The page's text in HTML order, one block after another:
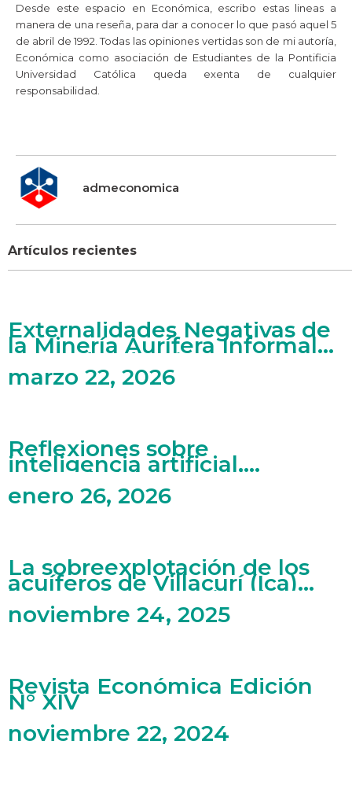
Desde este espacio en Económica, escribo estas lineas a
manera de una reseña, para dar a conocer lo que pasó aquel 5
de abril de 1992. Todas las opiniones vertidas son de mi autoría,
Económica como asociación de Estudiantes de la Pontificia
Universidad Católica queda exenta de cualquier
responsabilidad.
admeconomica
Artículos recientes
Externalidades Negativas de
la Minería Aurífera Informal
en Madre de Dios
marzo 22, 2026
Reflexiones sobre
inteligencia artificial,
mercado laboral y artes
enero 26, 2026
La sobreexplotación de los
acuíferos de Villacurí (Ica)
bajo una perspectiva de
economía ecológica
noviembre 24, 2025
Revista Económica Edición
N° XIV
noviembre 22, 2024